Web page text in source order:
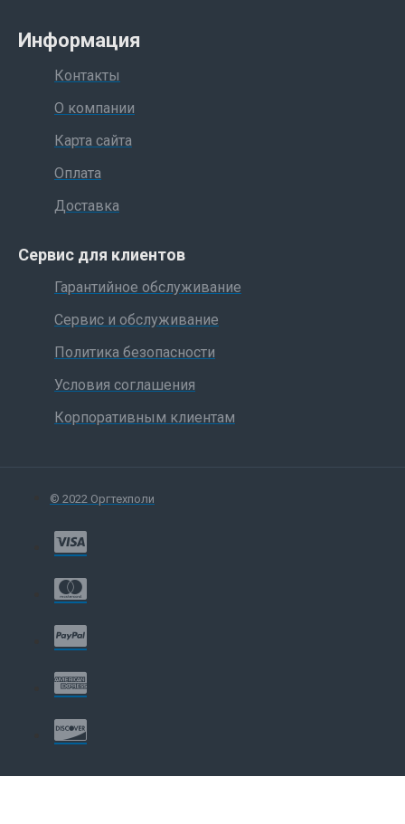
Информация
Контакты
О компании
Карта сайта
Оплата
Доставка
Сервис для клиентов
Гарантийное обслуживание
Сервис и обслуживание
Политика безопасности
Условия соглашения
Корпоративным клиентам
© 2022 Оргтехполи